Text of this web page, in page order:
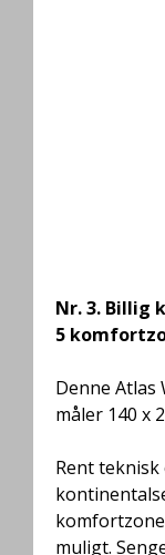
Nr. 3. Billig
5
Denne
måler 140 x
Rent
muligt.